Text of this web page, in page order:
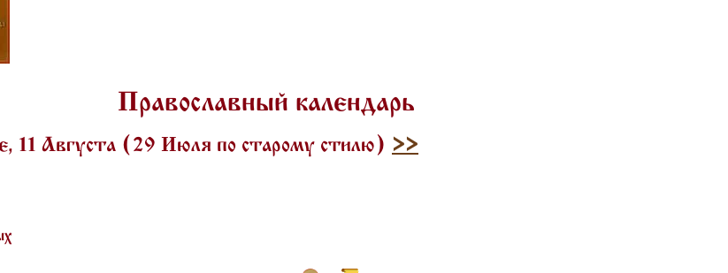
Православный календарь
11 Августа (29 Июля по старому стилю) >>